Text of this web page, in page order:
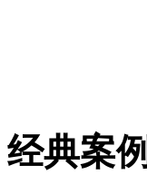
经典案例